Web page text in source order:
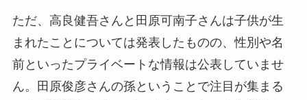
ただ、高良健吾さんと田原可南子さんは子供が生
まれたことについては発表したものの、性別や名
前といったプライベートな情報は公表していませ
ん。田原俊彦さんの孫ということで注目が集まる